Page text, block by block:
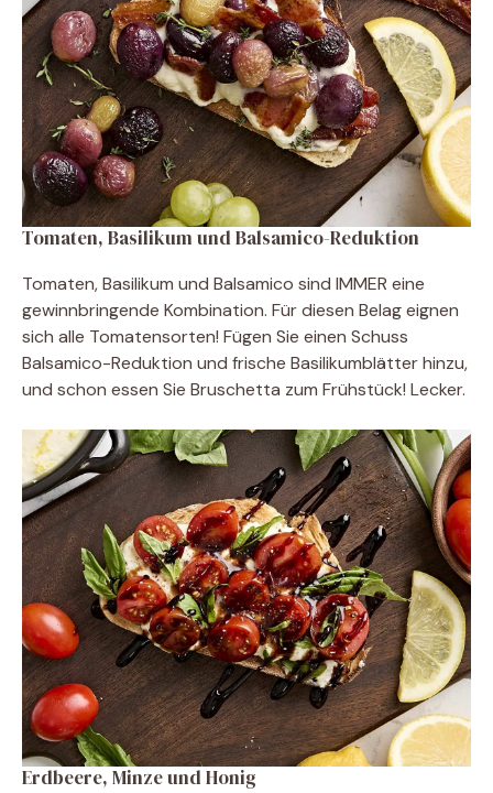
Tomaten, Basilikum und Balsamico-Reduktion
Tomaten, Basilikum und Balsamico sind IMMER eine
gewinnbringende Kombination. Für diesen Belag eignen
sich alle Tomatensorten! Fügen Sie einen Schuss
Balsamico-Reduktion und frische Basilikumblätter hinzu,
und schon essen Sie Bruschetta zum Frühstück! Lecker.
Erdbeere, Minze und Honig